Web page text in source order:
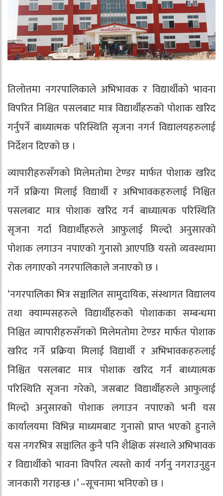
तिलोत्तमा नगरपालिकाले अभिभावक र विद्यार्थीको भावना
विपरित निश्चित पसलबाट मात्र विद्यार्थीहरुको पोशाक खरिद
गर्नुपर्ने बाध्यात्मक परिस्थिति सृजना नगर्न विद्यालयहरुलाई
निर्देशन दिएको छ ।
व्यापारीहरुसँगको मिलेमतोमा टेण्डर मार्फत पोशाक खरिद
गर्ने प्रक्रिया मिलाई विद्यार्थी र अभिभावकहरुलाई निश्चित
पसलबाट मात्र पोशाक खरिद गर्न बाध्यात्मक परिस्थिति
सृजना गर्दा विद्यार्थीहरुले आफुलाई मिल्दो अनुसारको
पोशाक लगाउन नपाएको गुनासो आएपछि यस्तो व्यवस्थामा
रोक लगाएको नगरपालिकाले जनाएको छ ।
‘नगरपालिका भित्र सञ्चालित सामुदायिक, संस्थागत विद्यालय
तथा क्याम्पसहरुले विद्यार्थीहरुको पोशाकका सम्बन्धमा
निश्चित व्यापारीहरुसँगको मिलेमतोमा टेण्डर मार्फत पोशाक
खरिद गर्ने प्रक्रिया मिलाई विद्यार्थी र अभिभावकहरुलाई
निश्चित पसलबाट मात्र पोशाक खरिद गर्न बाध्यात्मक
परिस्थिति सृजना गरेको, जसबाट विद्यार्थीहरुले आफुलाई
मिल्दो अनुसारको पोशाक लगाउन नपाएको भनी यस
कार्यालयमा विभिन्न माध्यमबाट गुनासो प्राप्त भएको हुनाले
यस नगरभित्र सञ्चालित कुनै पनि शैक्षिक संस्थाले अभिभावक
र विद्यार्थीको भावना विपरित त्यस्तो कार्य नर्गनु नगराउनुहुन
जानकारी गराइन्छ ।’ –सूचनामा भनिएको छ ।